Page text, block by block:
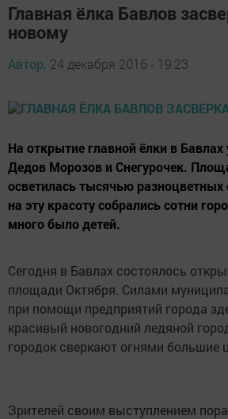
Главная ёлка Бавлов
новому
Автор, 24 декабря 2016 - 19:23
На открытие главной ёлки в Бавлах
Дедов Морозов и Снегурочек.
осветилась тысячью разноцветных
на эту красоту собрались сотни
много было детей.
Сегодня в Бавлах состоялось
площади Октября. Силами
при помощи предприятий города
красивый новогодний ледяной
городок сверкают огнями большие
Зрителей своим выступлением